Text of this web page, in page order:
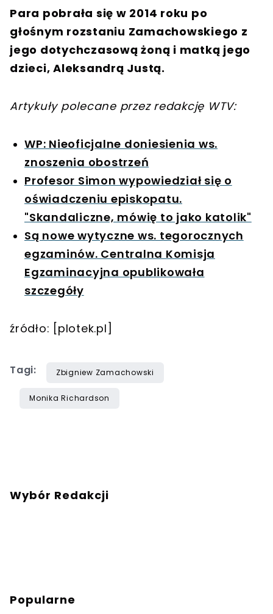
Para pobrała się w 2014 roku po
głośnym rozstaniu Zamachowskiego z
jego dotychczasową żoną i matką jego
dzieci, Aleksandrą Justą.
Artykuły polecane przez redakcję WTV:
WP: Nieoficjalne doniesienia ws.
znoszenia obostrzeń
Profesor Simon wypowiedział się o
oświadczeniu episkopatu.
"Skandaliczne, mówię to jako katolik"
Są nowe wytyczne ws. tegorocznych
egzaminów. Centralna Komisja
Egzaminacyjna opublikowała
szczegóły
źródło: [plotek.pl]
Tagi: Zbigniew Zamachowski
Monika Richardson
Wybór Redakcji
Popularne